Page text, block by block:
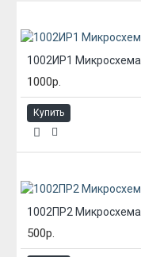
1002ИР1 Микросхема
1000р.
Купить
1002ПР2 Микросхема
500р.